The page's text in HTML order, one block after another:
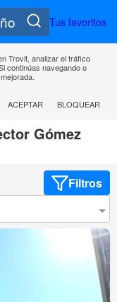
Tus favoritos
Trovit, analizar el tráfico
continúas navegando o
ACEPTAR
BLOQUEAR
Gómez
Filtros